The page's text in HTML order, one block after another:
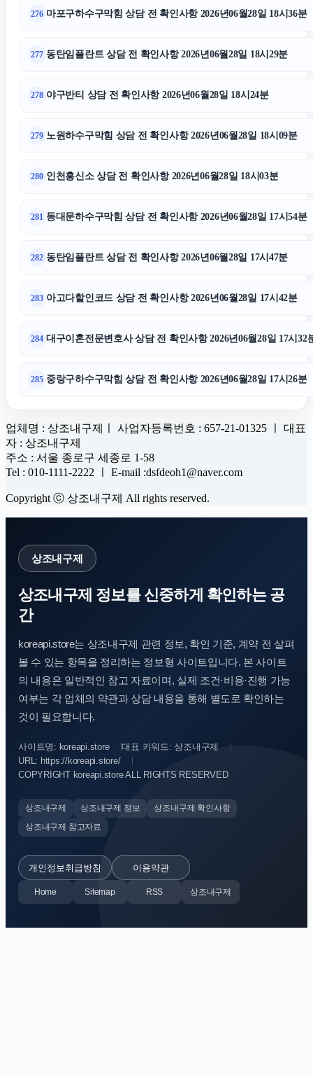
276 마포구하수구막힘 상담 전 확인사항 2026년06월28일 18시36분
277 동탄임플란트 상담 전 확인사항 2026년06월28일 18시29분
278 야구반티 상담 전 확인사항 2026년06월28일 18시24분
279 노원하수구막힘 상담 전 확인사항 2026년06월28일 18시09분
280 인천흥신소 상담 전 확인사항 2026년06월28일 18시03분
281 동대문하수구막힘 상담 전 확인사항 2026년06월28일 17시54분
282 동탄임플란트 상담 전 확인사항 2026년06월28일 17시47분
283 아고다할인코드 상담 전 확인사항 2026년06월28일 17시42분
284 대구이혼전문변호사 상담 전 확인사항 2026년06월28일 17시32
285 중랑구하수구막힘 상담 전 확인사항 2026년06월28일 17시26분
업체명 : 상조내구제ㅣ 사업자등록번호 : 657-21-01325 ㅣ 대표
자 : 상조내구제
주소 : 서울 종로구 세종로 1-58
Tel : 010-1111-2222 ㅣ E-mail :dsfdeoh1@naver.com
Copyright ⓒ 상조내구제 All rights reserved.
상조내구제
상조내구제 정보를 신중하게 확인하는 공
간
koreapi.store는 상조내구제 관련 정보, 확인 기준, 계약 전 살펴
볼 수 있는 항목을 정리하는 정보형 사이트입니다. 본 사이트
의 내용은 일반적인 참고 자료이며, 실제 조건·비용·진행 가능
여부는 각 업체의 약관과 상담 내용을 통해 별도로 확인하는
것이 필요합니다.
사이트명: koreapi.store
대표 키워드: 상조내구제
URL: https://koreapi.store/
COPYRIGHT koreapi.store ALL RIGHTS RESERVED
상조내구제 상조내구제 정보
상조내구제 확인사항
상조내구제 참고자료
개인정보취급방침 이용약관
Home Sitemap RSS 상조내구제